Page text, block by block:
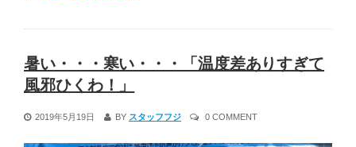
暑い・・・寒い・・・「温度差ありすぎて
風邪ひくわ！」
2019年5月19日 BY スタッフフジ 0 COMMENT